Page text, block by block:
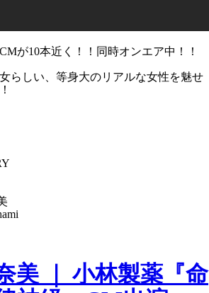
が10本近く！！同時オンエア中！！
らしい、等身大のリアルな女性を魅せ
美 ｜ 小林製薬『命